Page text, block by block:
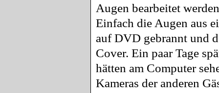
Augen bearbeitet
Einfach die Augen aus
auf DVD gebrannt und
Cover. Ein paar Tage
hätten am Computer
Kameras der anderen